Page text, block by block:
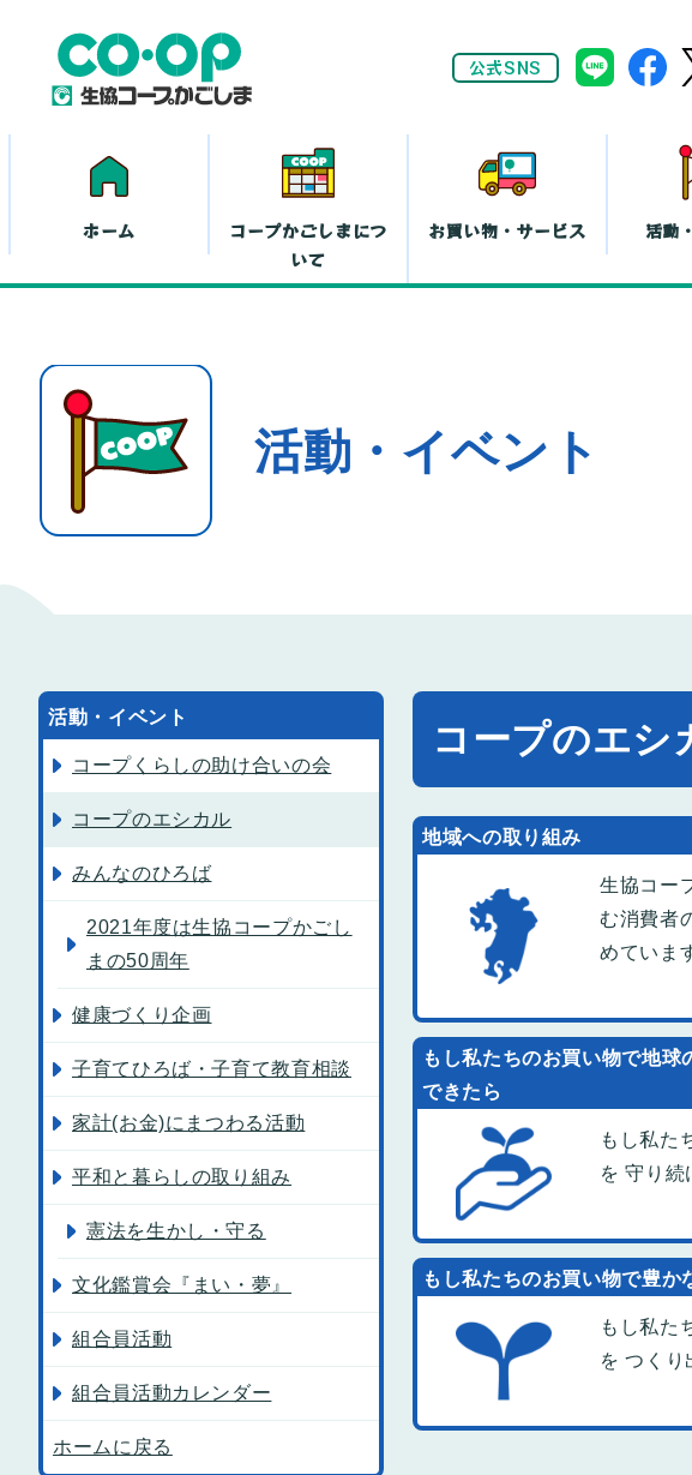
公式SNS
ホーム
コープかごしまにつ
いて
お買い物・サービス
お弁当宅配
活動
家計(お金)に
まつわる活動
活動・イベント
コープのエシ
地域への取り組み
生協コー
む消費者
めていま
もし私たちのお買い物で地
できたら
もし私た
を 守り続
もし私たちのお買い物で豊か
もし私た
を つくり
活動・イベント
コープくらしの助け合いの会
コープのエシカル
みんなのひろば
2021年度は生協コープかごし
まの50周年
健康づくり企画
子育てひろば・子育て教育相談
家計(お金)にまつわる活動
平和と暮らしの取り組み
憲法を生かし・守る
文化鑑賞会『まい・夢』
組合員活動
組合員活動カレンダー
ホームに戻る